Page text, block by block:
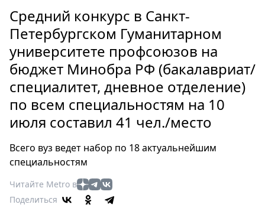
Россия
Мир
Здоровье
Еда
Туризм
Мода
Кино
Афиша
Книги
Выставки
Пресс-
Средний конкурс в Санкт-
Петербургском Гуманитарном
университете профсоюзов на
бюджет Минобра РФ (бакалавриат/
специалитет, дневное отделение)
по всем специальностям на 10
июля составил 41 чел./место
Всего вуз ведет набор по 18 актуальнейшим
специальностям
Читайте Metro в
Поделиться